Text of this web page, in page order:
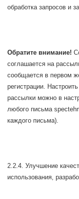
обработка запросов и
Обратите внимание!
соглашается на
сообщается в первом
регистрации.
рассылки можно в
любого письма
каждого письма).
2.2.4. Улучшение
использования,